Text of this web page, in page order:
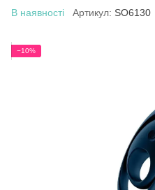
В наявності Артикул: SO6130
−10%